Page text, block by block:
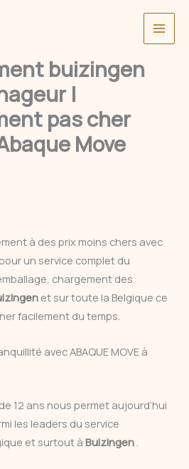
buizingen
|
pas cher
Move
à des prix moins chers avec
un service complet du
chargement des
et sur toute la Belgique ce
facilement du temps.
avec ABAQUE MOVE à
12 ans nous permet aujourd’hui
les leaders du service
et surtout à Buizingen